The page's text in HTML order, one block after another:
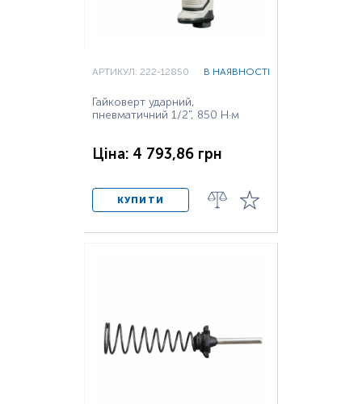
АРТИКУЛ: 222-12850 В НАЯВНОСТІ
Гайковерт ударний,
пневматичний 1/2", 850 Н·м
Ціна: 4 793,86 грн
КУПИТИ